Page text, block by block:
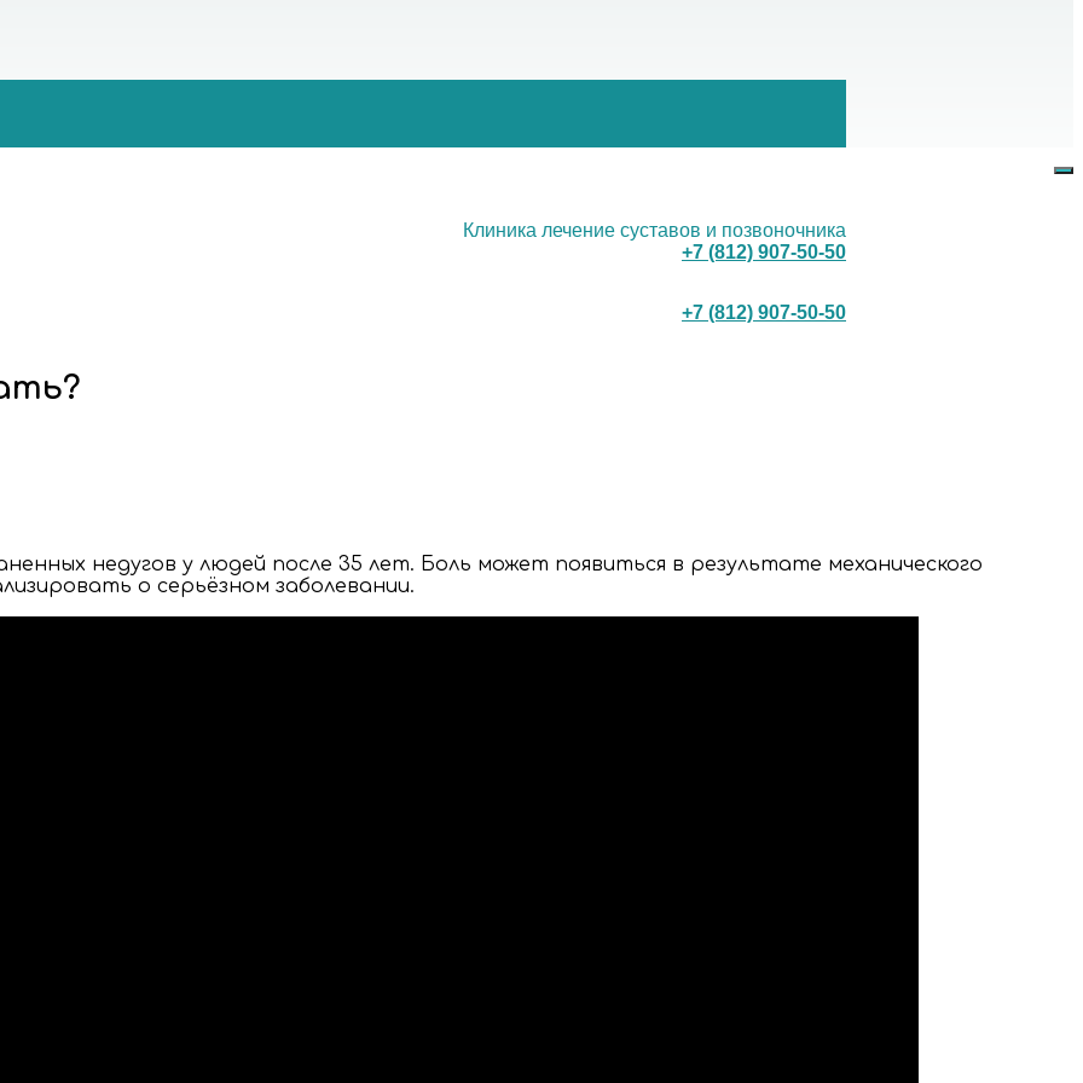
Клиника лечение суставов и позвоночника
+7 (812) 907-50-50
+7 (812) 907-50-50
недугов у людей после 35 лет. Боль может появиться в результате механического
о серьёзном заболевании.